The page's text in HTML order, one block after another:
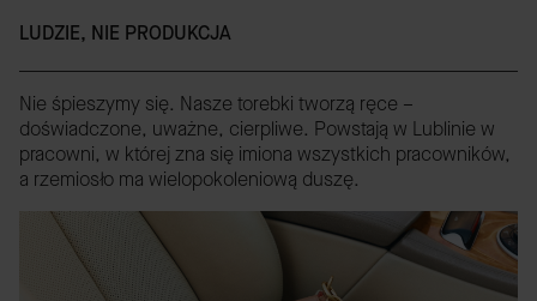
LUDZIE, NIE PRODUKCJA
Nie śpieszymy się. Nasze torebki tworzą ręce –
doświadczone, uważne, cierpliwe. Powstają w Lublinie w
pracowni, w której zna się imiona wszystkich pracowników,
a rzemiosło ma wielopokoleniową duszę.